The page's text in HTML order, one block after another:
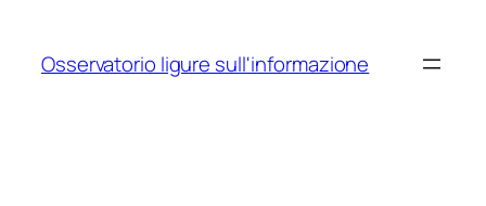
contenuto
Osservatorio ligure sull'informazione